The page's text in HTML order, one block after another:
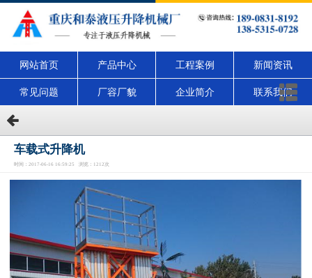
网站首页 产品中心 工程案例 新闻资讯
常见问题 厂容厂貌 企业简介 联系我们
车载式升降机
时间：2017-06-16 16:59:25 浏览：1212次